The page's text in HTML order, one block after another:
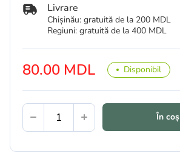
80.00 MDL Disponibil
Livrare
Chișinău: gratuită de la 200 MDL
Regiuni: gratuită de la 400 MDL
În coș